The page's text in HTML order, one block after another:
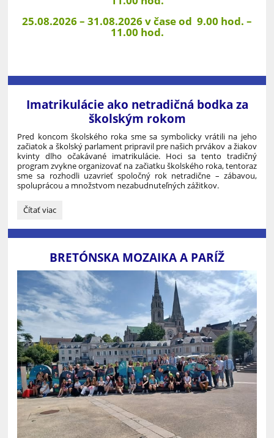
25.08.2026 – 31.08.2026 v čase od 9.00 hod. –
11.00 hod.
Imatrikulácie ako netradičná bodka za
školským rokom
Pred koncom školského roka sme sa symbolicky vrátili na jeho
začiatok a školský parlament pripravil pre našich prvákov a žiakov
kvinty dlho očakávané imatrikulácie. Hoci sa tento tradičný
program zvykne organizovať na začiatku školského roka, tentoraz
sme sa rozhodli uzavrieť spoločný rok netradične – zábavou,
spoluprácou a množstvom nezabudnuteľných zážitkov.
Imatrikulácie
netradičná
školským
rokom:
Čítať viac
BRETÓNSKA MOZAIKA A PARÍŽ